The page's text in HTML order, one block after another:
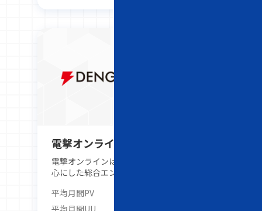
電撃オンライン
電撃オンラインは、ゲーム・アニメを中
心にした総合エンターテインメント情報
PCやスマートフォンのゲーム、アニ
メ、ガジェット、VTuberなど幅広いジ
平均月間PV